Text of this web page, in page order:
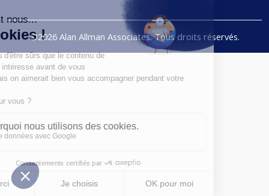
©2026 Alan Allman Associates. Tous droits réservés.